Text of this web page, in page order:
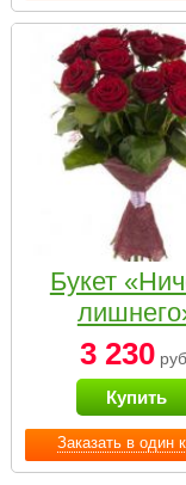
Заказать в один
Букет
3 230 руб.
Купить